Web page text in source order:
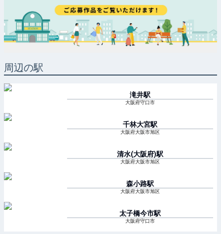
周辺の駅
滝井駅
大阪府守口市
千林大宮駅
大阪府大阪市旭区
清水(大阪府)駅
大阪府大阪市旭区
森小路駅
大阪府大阪市旭区
太子橋今市駅
大阪府守口市